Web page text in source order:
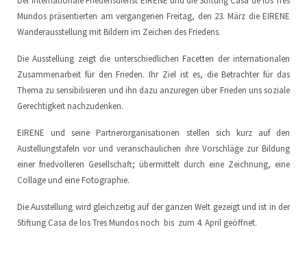
Volontariat
LoCreo
Lokale Entwicklung in Malacatoya
Música en los Barrios
Stadtarchiv
Kunstbibliothek
Vorstand
ES
DE
EN
Mundos präsentierten am vergangenen Freitag, den 23. März die EIRENE
Wanderausstellung mit Bildern im Zeichen des Friedens.
Die Ausstellung zeigt die unterschiedlichen Facetten der internationalen
Zusammenarbeit für den Frieden. Ihr Ziel ist es, die Betrachter für das
Thema zu sensibilisieren und ihn dazu anzuregen über Frieden uns soziale
Gerechtigkeit nachzudenken.
EIRENE und seine Partnerorganisationen stellen sich kurz auf den
Austellungstafeln vor und veranschaulichen ihre Vorschläge zur Bildung
einer friedvolleren Gesellschaft; übermittelt durch eine Zeichnung, eine
Collage und eine Fotographie.
Die Ausstellung wird gleichzeitig auf der ganzen Welt gezeigt und ist in der
Stiftung Casa de los Tres Mundos noch bis zum 4. April geöffnet.